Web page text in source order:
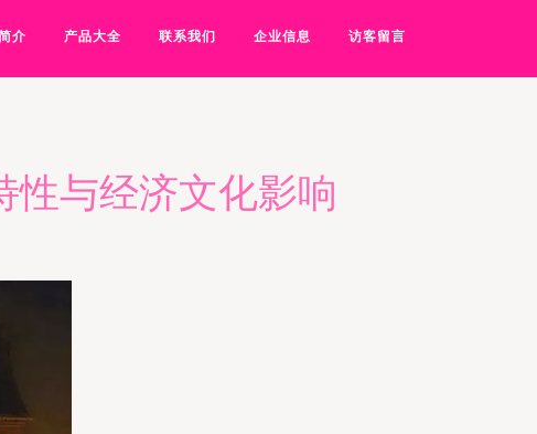
介 产品大全 联系我们 企业信息 访客留言
性与经济文化影响